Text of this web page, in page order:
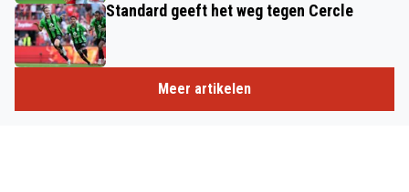
Standard geeft het weg tegen Cercle
Meer artikelen